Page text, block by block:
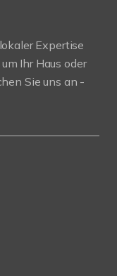
Expertise
Ihr Haus oder
Sie uns an -